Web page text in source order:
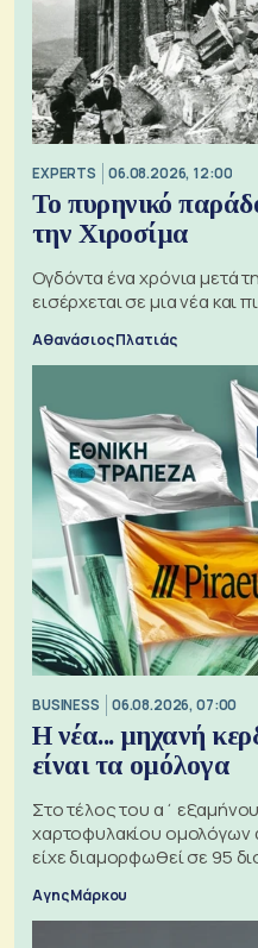
EXPERTS 06.08.2026, 12:00
Το πυρηνικό
την Χιροσίμα
Ογδόντα ένα χρόνια μετά
εισέρχεται σε μια νέα και
Αθανάσιος Πλατιάς
BUSINESS 06.08.2026, 07:00
Η νέα... μηχανή
είναι τα ομόλογα
Στο τέλος του α΄
χαρτοφυλακίου ομολόγων
είχε διαμορφωθεί σε 95
Αγης Μάρκου